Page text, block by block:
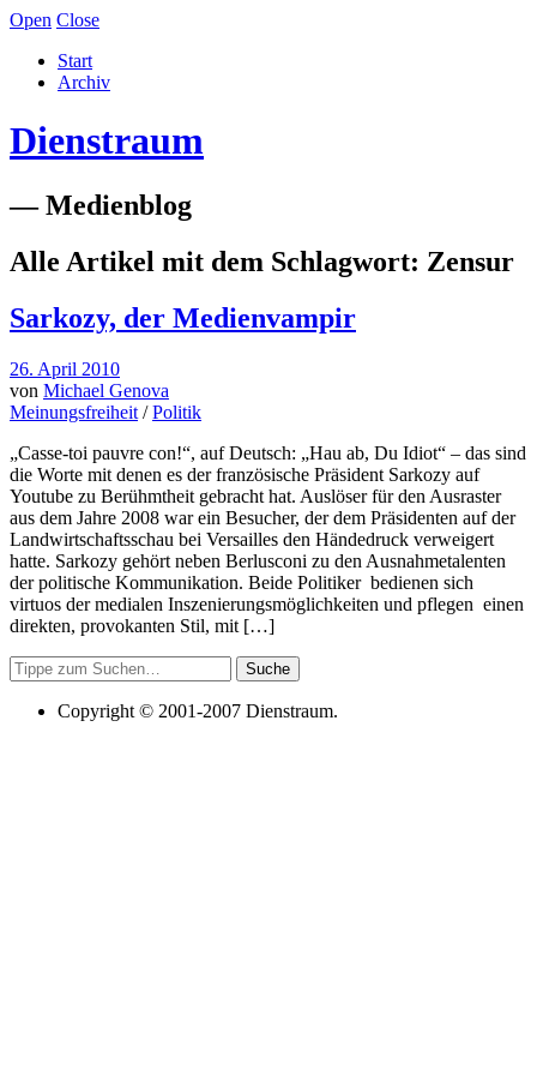
Open Close
Start
Archiv
Dienstraum
— Medienblog
Alle Artikel mit dem Schlagwort: Zensur
Sarkozy, der Medienvampir
26. April 2010
von Michael Genova
Meinungsfreiheit /Politik
„Casse-toi pauvre con!“, auf Deutsch: „Hau ab, Du Idiot“ – das sind
die Worte mit denen es der französische Präsident Sarkozy auf
Youtube zu Berühmtheit gebracht hat. Auslöser für den Ausraster
aus dem Jahre 2008 war ein Besucher, der dem Präsidenten auf der
Landwirtschaftsschau bei Versailles den Händedruck verweigert
hatte. Sarkozy gehört neben Berlusconi zu den Ausnahmetalenten
der politische Kommunikation. Beide Politiker bedienen sich
virtuos der medialen Inszenierungsmöglichkeiten und pflegen einen
direkten, provokanten Stil, mit […]
Suche
Copyright © 2001-2007 Dienstraum.